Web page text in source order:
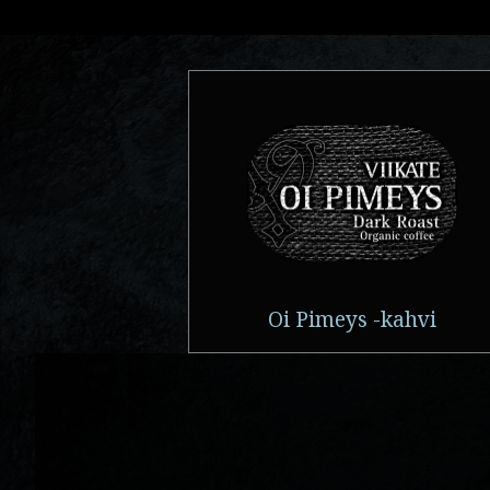
Oi Pimeys -kahvi